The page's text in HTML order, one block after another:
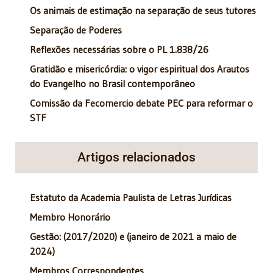
Os animais de estimação na separação de seus tutores
Separação de Poderes
Reflexões necessárias sobre o PL 1.838/26
Gratidão e misericórdia: o vigor espiritual dos Arautos
do Evangelho no Brasil contemporâneo
Comissão da Fecomercio debate PEC para reformar o
STF
Artigos relacionados
Estatuto da Academia Paulista de Letras Jurídicas
Membro Honorário
Gestão: (2017/2020) e (janeiro de 2021 a maio de
2024)
Membros Correspondentes